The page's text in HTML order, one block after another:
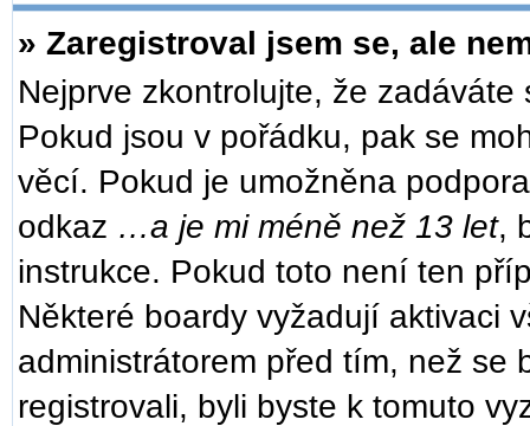
» Zaregistroval jsem se, ale
Nejprve zkontrolujte, že
Pokud jsou v pořádku, pak se
věcí. Pokud je umožněna
odkaz …a je mi méně než 13 let,
instrukce. Pokud toto není ten
Některé boardy vyžadují aktivaci
administrátorem před tím, než se
registrovali, byli byste k tomuto